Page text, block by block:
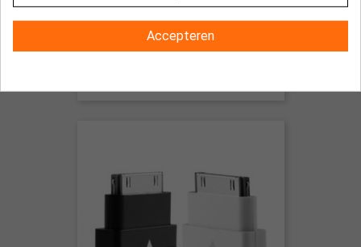
Dockingstation - Bureaulader voor
de iPhone 4 en iPhone 4s (roze)
Accepteren